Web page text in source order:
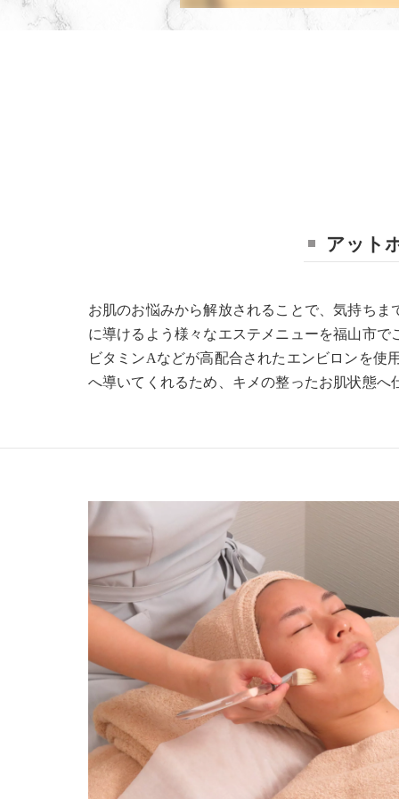
アット
お肌のお悩みから解放されることで、気持ち
に導けるよう様々なエステメニューを福山市で
ビタミンAなどが高配合されたエンビロンを使
へ導いてくれるため、キメの整ったお肌状態